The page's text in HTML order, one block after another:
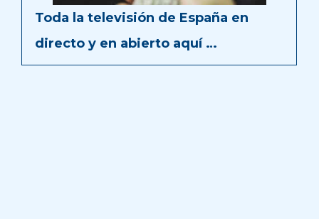
Toda la televisión de España en
directo y en abierto aquí …